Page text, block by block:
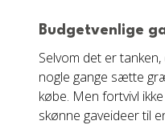
Budgetvenlige
Selvom det er
nogle gange sætte
købe. Men fortvivl
skønne gaveideer til